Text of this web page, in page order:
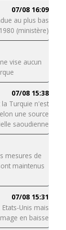
07/08 16:09
au plus bas
(ministère)
vise aucun
07/08 15:38
la Turquie n'est
une source
saoudienne
mesures de
maintenus
07/08 15:31
Unis mais
en baisse